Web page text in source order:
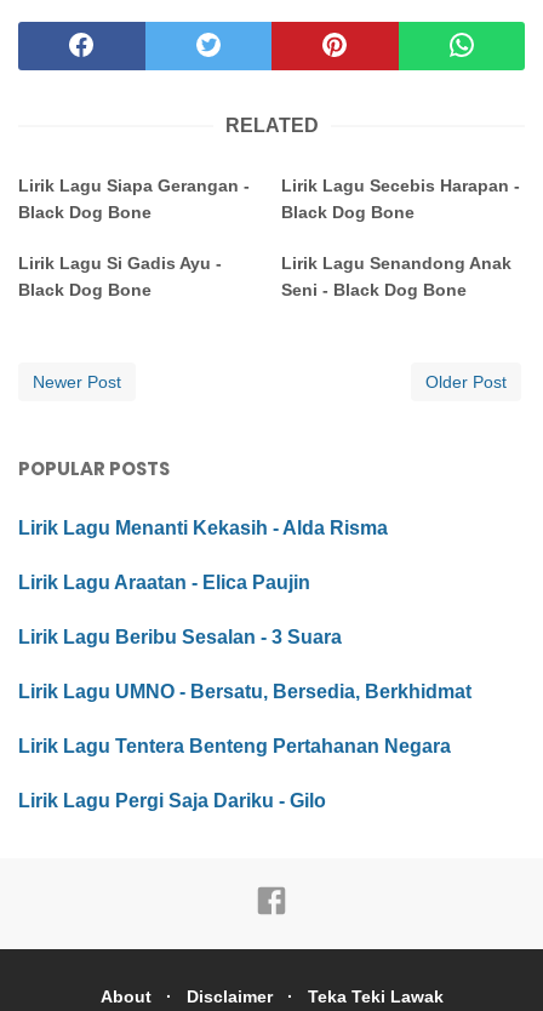
RELATED
Lirik Lagu Siapa Gerangan -
Black Dog Bone
Lirik Lagu Secebis Harapan -
Black Dog Bone
Lirik Lagu Si Gadis Ayu -
Black Dog Bone
Lirik Lagu Senandong Anak
Seni - Black Dog Bone
Newer Post Older Post
POPULAR POSTS
Lirik Lagu Menanti Kekasih - Alda Risma
Lirik Lagu Araatan - Elica Paujin
Lirik Lagu Beribu Sesalan - 3 Suara
Lirik Lagu UMNO - Bersatu, Bersedia, Berkhidmat
Lirik Lagu Tentera Benteng Pertahanan Negara
Lirik Lagu Pergi Saja Dariku - Gilo
About Disclaimer Teka Teki Lawak